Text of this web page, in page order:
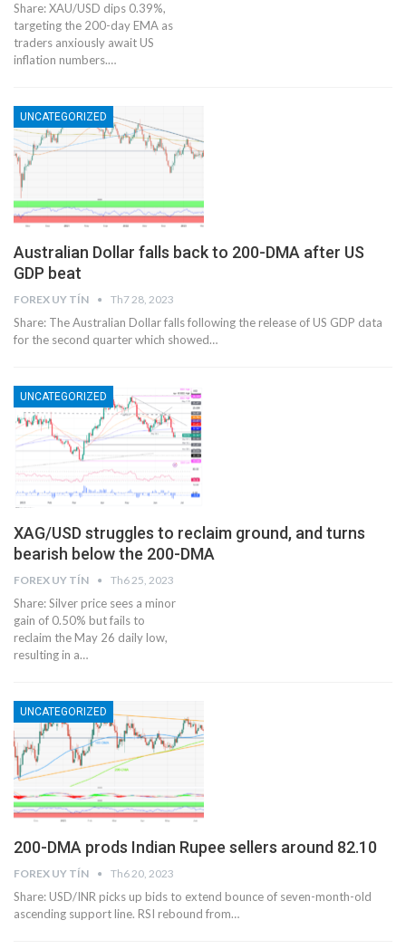
Share: XAU/USD dips 0.39%,
targeting the 200-day EMA as
traders anxiously await US
inflation numbers.…
UNCATEGORIZED
Australian Dollar falls back to 200-DMA after US
GDP beat
FOREX UY TÍN Th7 28, 2023
Share: The Australian Dollar falls following the release of US GDP data
for the second quarter which showed…
UNCATEGORIZED
XAG/USD struggles to reclaim ground, and turns
bearish below the 200-DMA
FOREX UY TÍN Th6 25, 2023
Share: Silver price sees a minor
gain of 0.50% but fails to
reclaim the May 26 daily low,
resulting in a…
UNCATEGORIZED
200-DMA prods Indian Rupee sellers around 82.10
FOREX UY TÍN Th6 20, 2023
Share: USD/INR picks up bids to extend bounce of seven-month-old
ascending support line. RSI rebound from…